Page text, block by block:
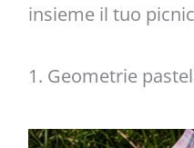
insieme il tuo
1. Geometrie